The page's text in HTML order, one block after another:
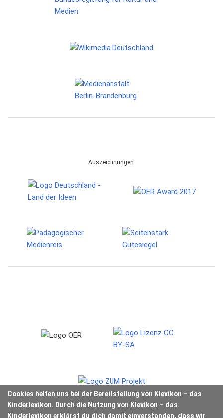
Cookies helfen uns bei der Bereitstellung von Klexikon – das
Kinderlexikon. Durch die Nutzung von Klexikon – das
Kinderlexikon erklärst du dich damit einverstanden, dass wir
Auszeichnungen: